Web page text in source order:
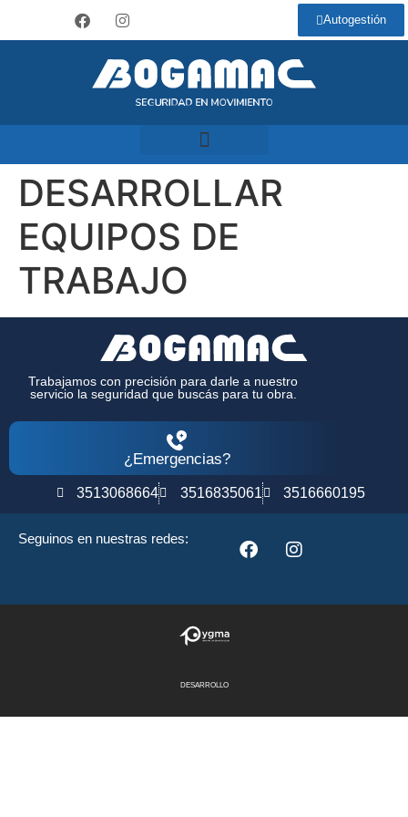
Autogestión
DESARROLLAR
EQUIPOS DE
TRABAJO
Trabajamos con precisión para darle a nuestro
servicio la seguridad que buscás para tu obra.
¿Emergencias?
3513068664 3516835061 3516660195
Seguinos en nuestras redes:
DESARROLLO